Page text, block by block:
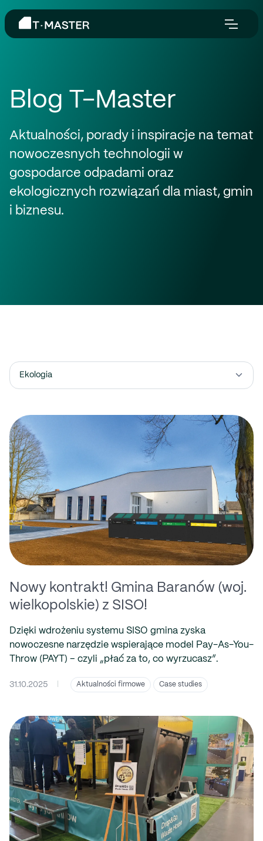
Blog T-Master
Aktualności, porady i inspiracje na temat
nowoczesnych technologii w
gospodarce odpadami oraz
ekologicznych rozwiązań dla miast, gmin
i biznesu.
Nowy kontrakt! Gmina Baranów (woj.
wielkopolskie) z SISO!
Dzięki wdrożeniu systemu SISO gmina zyska
nowoczesne narzędzie wspierające model Pay-As-You-
Throw (PAYT) – czyli „płać za to, co wyrzucasz”.
31.10.2025 Aktualności firmowe Case studies